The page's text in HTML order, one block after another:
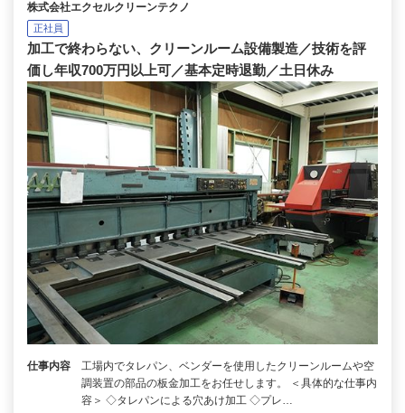
株式会社エクセルクリーンテクノ
正社員
加工で終わらない、クリーンルーム設備製造／技術を評
価し年収700万円以上可／基本定時退勤／土日休み
仕事内容
工場内でタレパン、ベンダーを使用したクリーンルームや空
調装置の部品の板金加工をお任せします。 ＜具体的な仕事内
容＞ ◇タレパンによる穴あけ加工 ◇プレ…